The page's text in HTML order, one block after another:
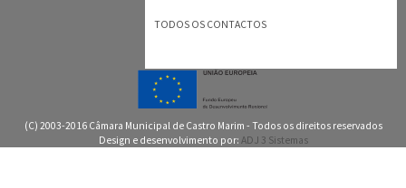
TODOS OS CONTACTOS
(C) 2003-2016 Câmara Municipal de Castro Marim - Todos os direitos reservados
Design e desenvolvimento por: ADJ 3 Sistemas